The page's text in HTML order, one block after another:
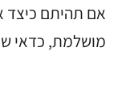
אם תהיתם כיצד
מושלמת, כדאי